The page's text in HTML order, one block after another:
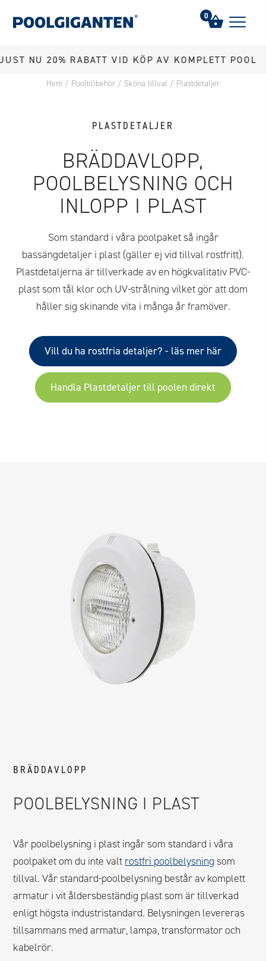
20% RABATT VID KÖP AV KOMPLETT POOL
Hem / Pooltillbehör / Sköna tillval / Plastdetaljer
PLASTDETALJER
BRÄDDAVLOPP,
POOLBELYSNING OCH
INLOPP I PLAST
Som standard i våra poolpaket så ingår
bassängdetaljer i plast (gäller ej vid tillval rostfritt).
Plastdetaljerna är tillverkade av en högkvalitativ PVC-
plast som tål klor och UV-strålning vilket gör att dom
håller sig skinande vita i många år framöver.
Vill du ha rostfria detaljer? - läs mer här
Handla Plastdetaljer till poolen direkt
BRÄDDAVLOPP
POOLBELYSNING I PLAST
Vår poolbelysning i plast ingår som standard i våra
poolpaket om du inte valt rostfri poolbelysning som
tillval. Vår standard-poolbelysning består av komplett
armatur i vit åldersbeständig plast som är tillverkad
enligt högsta industristandard. Belysningen levereras
tillsammans med armatur, lampa, transformator och
kabelrör.
0